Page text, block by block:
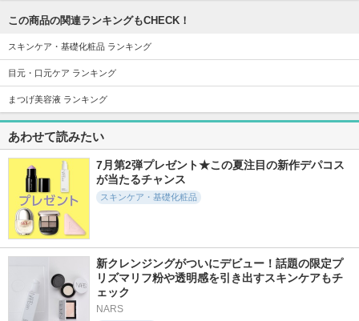
ックス)
ガラクトポアセラム
ソームフィット
Abib
6.0
復活草ビフィダセラ
ムファーミングドロ
ップ
5.3
3127件
6.0
435件
この商品の関連ランキングもCHECK！
スキンケア・基礎化粧品 ランキング
目元・口元ケア ランキング
まつげ美容液 ランキング
あわせて読みたい
7月第2弾プレゼント★この夏注目の新作デパコス
が当たるチャンス
スキンケア・基礎化粧品
新クレンジングがついにデビュー！話題の限定プ
リズマリフ粉や透明感を引き出すスキンケアもチ
ェック
NARS